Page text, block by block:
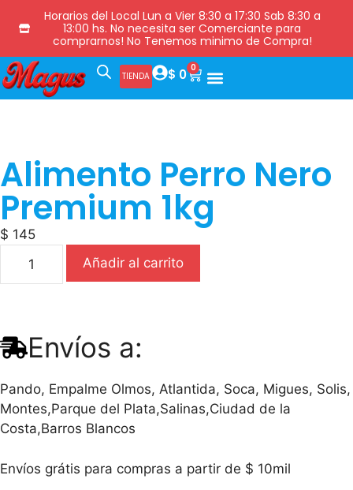
Horarios del Local Lun a Vier 8:30 a 17:30 Sab 8:30 a
13:00 hs. No necesita ser Comerciante para
comprarnos! No Tenemos minimo de Compra!
TIENDA $ 0 0
Alimento Perro Nero
Premium 1kg
$ 145
Añadir al carrito
Envíos a:
Pando, Empalme Olmos, Atlantida, Soca, Migues, Solis,
Montes,Parque del Plata,Salinas,Ciudad de la
Costa,Barros Blancos
Envíos grátis para compras a partir de $ 10mil